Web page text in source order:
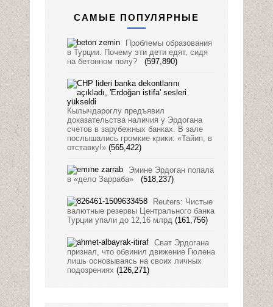
САМЫЕ ПОПУЛЯРНЫЕ
Проблемы образования
в Турции. Почему эти дети едят, сидя
на бетонном полу?
(597,890)
Кылычдароглу предъявил
доказательства наличия у Эрдогана
счетов в зарубежных банках. В зале
послышались громкие крики: «Тайип, в
отставку!» (565,422)
Эмине Эрдоган попала
в «дело Зарраба»
(518,237)
Reuters: Чистые
валютные резервы Центрального банка
Турции упали до 12,16 млрд (161,756)
Сват Эрдогана
признал, что обвинил движение Гюлена
лишь основываясь на своих личных
подозрениях (126,271)